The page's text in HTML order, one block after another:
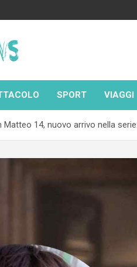
SPORT VIAGGI
Matteo 14, nuovo arrivo nella